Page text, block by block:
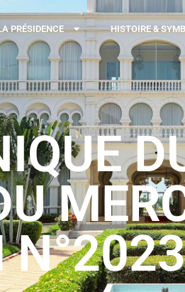
PRÉSIDENCE HISTOIRE &